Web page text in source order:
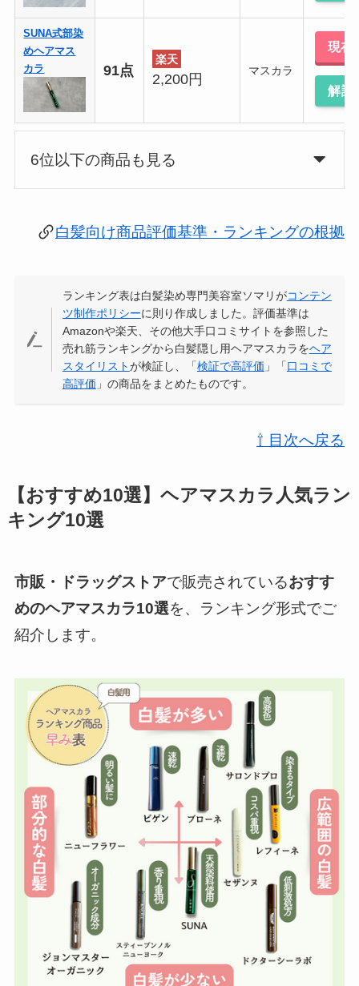
SUNA式部染
めヘアマス
カラ
91点
楽天
2,200円
マスカラ
現在
解説
6位以下の商品も見る
白髪向け商品評価基準・ランキングの根拠
ランキング表は白髪染め専門美容室ソマリがコンテン
ツ制作ポリシーに則り作成しました。評価基準は
Amazonや楽天、その他大手口コミサイトを参照した
売れ筋ランキングから白髪隠し用ヘアマスカラをヘア
スタイリストが検証し、「検証で高評価 」「口コミで
高評価 」の商品をまとめたものです。
⇧ 目次へ戻る
【おすすめ10選】ヘアマスカラ人気ラン
キング10選
市販・ドラッグストアで販売されているおすす
めのヘアマスカラ10選を、ランキング形式でご
紹介します。